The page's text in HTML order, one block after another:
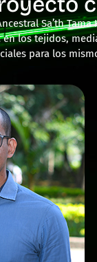
Sa’th
los tejidos,
para los